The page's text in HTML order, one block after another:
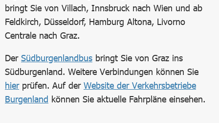
bringt Sie von Villach, Innsbruck nach Wien und ab
Feldkirch, Düsseldorf, Hamburg Altona, Livorno
Centrale nach Graz.
Der Südburgenlandbus bringt Sie von Graz ins
Südburgenland. Weitere Verbindungen können Sie
hierprüfen. Auf der Website der Verkehrsbetriebe
Burgenland können Sie aktuelle Fahrpläne einsehen.